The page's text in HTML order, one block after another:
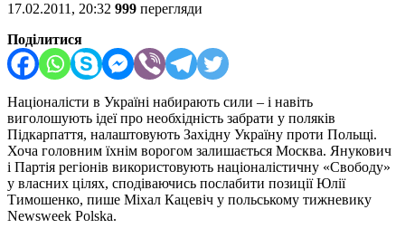
17.02.2011, 20:32 999 перегляди
Поділитися
Націоналісти в Україні набирають сили – і навіть
виголошують ідеї про необхідність забрати у поляків
Підкарпаття, налаштовують Західну Україну проти Польщі.
Хоча головним їхнім ворогом залишається Москва. Янукович
і Партія регіонів використовують націоналістичну «Свободу»
у власних цілях, сподіваючись послабити позиції Юлії
Тимошенко, пише Міхал Кацевіч у польському тижневику
Newsweek Polska.